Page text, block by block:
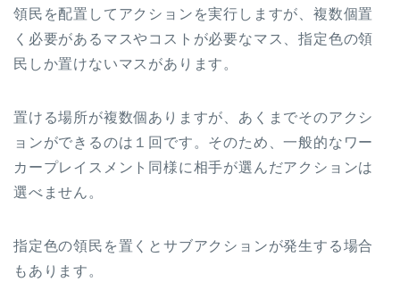
領民を配置してアクションを実行しますが、複数個置
く必要があるマスやコストが必要なマス、指定色の領
民しか置けないマスがあります。
置ける場所が複数個ありますが、あくまでそのアクシ
ョンができるのは１回です。そのため、一般的なワー
カープレイスメント同様に相手が選んだアクションは
選べません。
指定色の領民を置くとサブアクションが発生する場合
もあります。